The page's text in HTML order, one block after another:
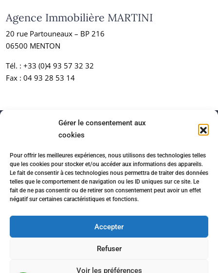
Gérer le consentement aux
cookies
Pour offrir les meilleures expériences, nous utilisons des technologies telles
que les cookies pour stocker et/ou accéder aux informations des appareils.
Le fait de consentir à ces technologies nous permettra de traiter des données
telles que le comportement de navigation ou les ID uniques sur ce site. Le
fait de ne pas consentir ou de retirer son consentement peut avoir un effet
négatif sur certaines caractéristiques et fonctions.
Accepter
Refuser
Voir les préférences
Agence Immobilière MARTINI
20 rue Partouneaux – BP 216
06500 MENTON
Tél. : +33 (0)4 93 57 32 32
Fax : 04 93 28 53 14
Accueil Honoraires Partenaires immobiliers
© www.agencemartini.com - Site réalisé par l'agence web